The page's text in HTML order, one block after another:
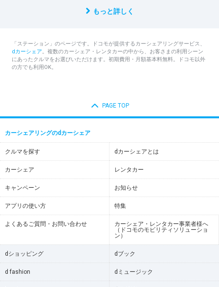
もっと詳しく
「ステーション」のページです。ドコモが提供するカーシェアリングサービス、
dカーシェア。複数のカーシェア・レンタカーの中から、お客さまの利用シーン
にあったクルマをお選びいただけます。初期費用・月額基本料無料。ドコモ以外
の方でも利用OK。
PAGE TOP
カーシェアリングのdカーシェア
クルマを探す dカーシェアとは
カーシェア レンタカー
キャンペーン お知らせ
アプリの使い方 特集
よくあるご質問・お問い合わせ
カーシェア・レンタカー事業者様へ
（ドコモのモビリティソリューショ
ン）
dショッピング dブック
d fashion dミュージック